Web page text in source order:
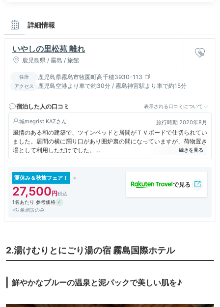
詳細情報
いやしの里松苑 離れ
鹿児島県 / 霧島 / 旅館
住所 鹿児島県霧島市牧園町高千穂3930-113
アクセス 鹿児島空港より車で約30分 / 霧島神宮駅より車で約15分
宿泊した人の口コミ 表示される口コミについて
城megrist KAZ 旅行時期 2020年8月
風情のある和の建築で、ツインベッドと居間がＴＶボードで仕切られてい
ました。居間の横に躙り口があり囲炉裏の間になっていますが、荷物置き
場として利用しただけでした。
この囲炉裏で焼きいもを作っていただきましたけど。居間の向こうに洗面
泉掛け流しの露天風呂、そこから湯が流れ出て寝湯に繋がっています。
構造は面白いのですが、なんだか使い勝手が悪い印象があります。ベッド
で寝ていればいいのかも知れませんが、椅子に座ってゆったりするスペー
スが欲しいと思いました。
ただ泉質は良かったですよ。さすがに源泉掛け流しです。料理もレベルが
夏休み＆秋旅フェア！
27,500
1名あたり 参考価格
※対象施設のみ
2.湯けむりとにごり湯の宿 霧島国際ホテル
鮮やかなブルーの温泉と泥パックで美しい肌を♪